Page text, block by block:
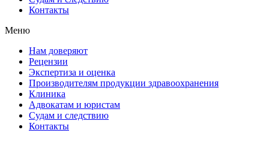
Контакты
Меню
Нам доверяют
Рецензии
Экспертиза и оценка
Производителям продукции здравоохранения
Клиника
Адвокатам и юристам
Судам и следствию
Контакты